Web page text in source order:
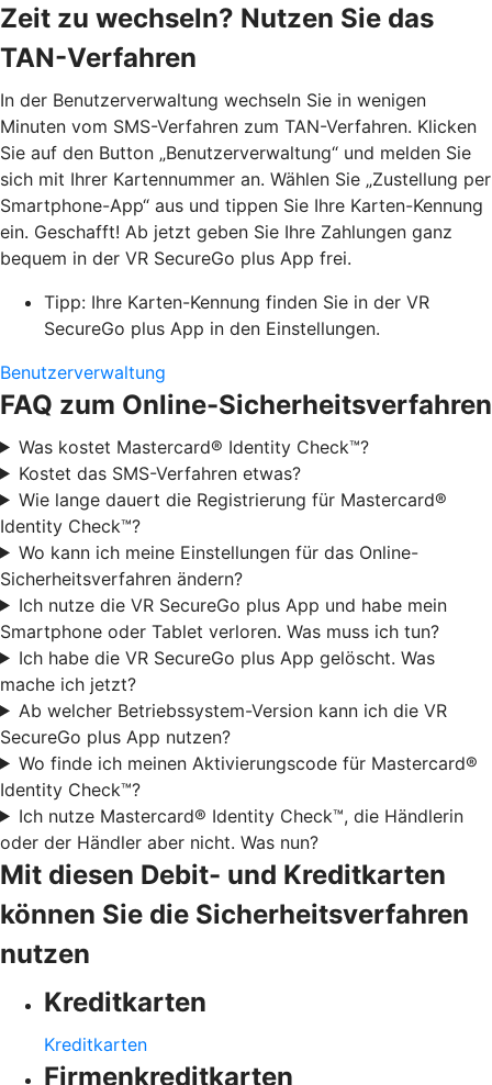
Zeit zu wechseln? Nutzen Sie das
TAN-Verfahren
In der Benutzerverwaltung wechseln Sie in wenigen
Minuten vom SMS-Verfahren zum TAN-Verfahren. Klicken
Sie auf den Button „Benutzerverwaltung“ und melden Sie
sich mit Ihrer Kartennummer an. Wählen Sie „Zustellung per
Smartphone-App“ aus und tippen Sie Ihre Karten-Kennung
ein. Geschafft! Ab jetzt geben Sie Ihre Zahlungen ganz
bequem in der VR SecureGo plus App frei.
Tipp: Ihre Karten-Kennung finden Sie in der VR
SecureGo plus App in den Einstellungen.
Benutzerverwaltung
FAQ zum Online-Sicherheitsverfahren
Was kostet Mastercard® Identity Check™?
Kostet das SMS-Verfahren etwas?
Wie lange dauert die Registrierung für Mastercard®
Identity Check™?
Wo kann ich meine Einstellungen für das Online-
Sicherheitsverfahren ändern?
Ich nutze die VR SecureGo plus App und habe mein
Smartphone oder Tablet verloren. Was muss ich tun?
Ich habe die VR SecureGo plus App gelöscht. Was
mache ich jetzt?
Ab welcher Betriebssystem-Version kann ich die VR
SecureGo plus App nutzen?
Wo finde ich meinen Aktivierungscode für Mastercard®
Identity Check™?
Ich nutze Mastercard® Identity Check™, die Händlerin
oder der Händler aber nicht. Was nun?
Mit diesen Debit- und Kreditkarten
können Sie die Sicherheitsverfahren
nutzen
Kreditkarten
Kreditkarten
Firmenkreditkarten